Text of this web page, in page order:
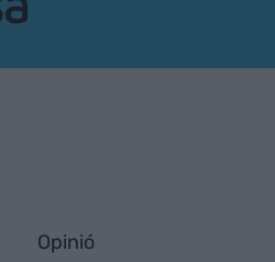
Opinió